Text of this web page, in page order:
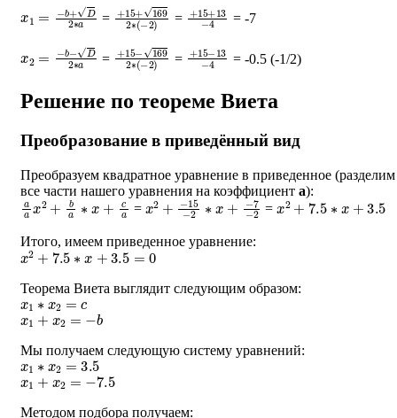
+ D2∗ = + 15+169 ( −2 )
= + 15+13 4
= -7
b−D2∗ = +15−169 ∗(−2)
= +15−13 4
= -0.5 (-1/2)
Решение по теореме Виета
Преобразование в приведённый вид
Преобразуем квадратное уравнение в приведенное (разделим
все части нашего уравнения на коэффициент a):
aax2+ba∗x+ca = x2+−15−2 ∗x+
−7−2 =x2+7.5∗ 3.5
Итого, имеем приведенное уравнение:
x2+7.5∗x+3.5=0
Теорема Виета выглядит следующим образом:
x1∗x2= c
x1 + x2 =− b
Мы получаем следующую систему уравнений:
x1∗x2=3.5
x1 + x2 =− 7.5
Методом подбора получаем: